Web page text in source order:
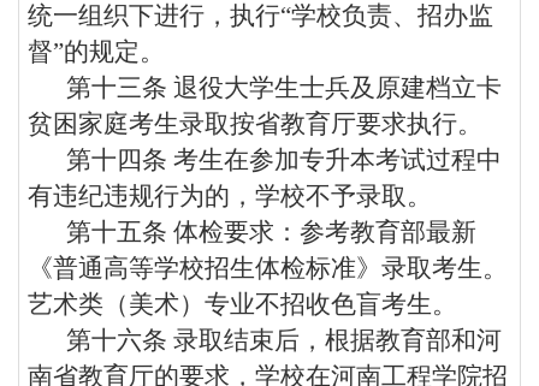
统一组织下进行，执行“学校负责、招办监
督”的规定。
第十三条 退役大学生士兵及原建档立卡
贫困家庭考生录取按省教育厅要求执行。
第十四条 考生在参加专升本考试过程中
有违纪违规行为的，学校不予录取。
第十五条 体检要求：参考教育部最新
《普通高等学校招生体检标准》录取考生。
艺术类（美术）专业不招收色盲考生。
第十六条 录取结束后，根据教育部和河
南省教育厅的要求，学校在河南工程学院招